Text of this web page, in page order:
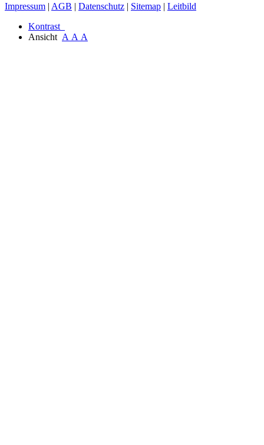
Impressum | AGB | Datenschutz | Sitemap | Leitbild
Kontrast
Ansicht A A A